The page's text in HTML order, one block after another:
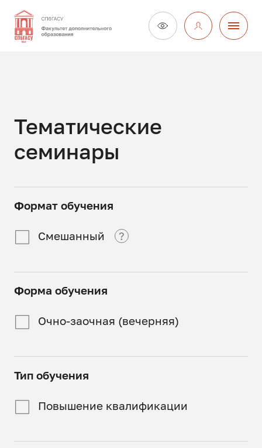
Тематические
семинары
Формат обучения
Смешанный ?
Смешанный
проходит онлайн, часть
Форма обучения
Очно-заочная (вечерняя)
Тип обучения
Повышение квалификации